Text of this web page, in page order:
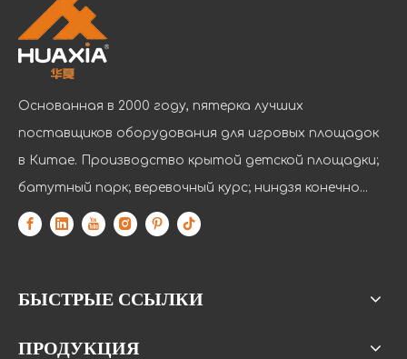
Основанная в 2000 году, пятерка лучших
поставщиков оборудования для игровых площадок
в Китае. Производство крытой детской площадки;
батутный парк; веревочный курс; ниндзя конечно...
БЫСТРЫЕ ССЫЛКИ
ПРОДУКЦИЯ